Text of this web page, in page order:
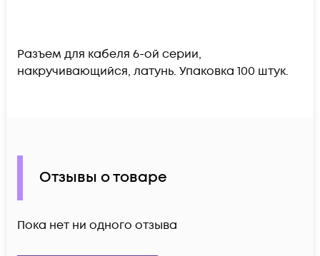
Разъем для кабеля 6-ой серии,
накручивающийся, латунь. Упаковка 100 штук.
Отзывы о товаре
Пока нет ни одного отзыва